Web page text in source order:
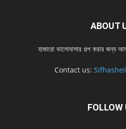
ABOUT
হাজারো ভালোবাসার গল্প করার জন্য
Contact us:
FOLLOW